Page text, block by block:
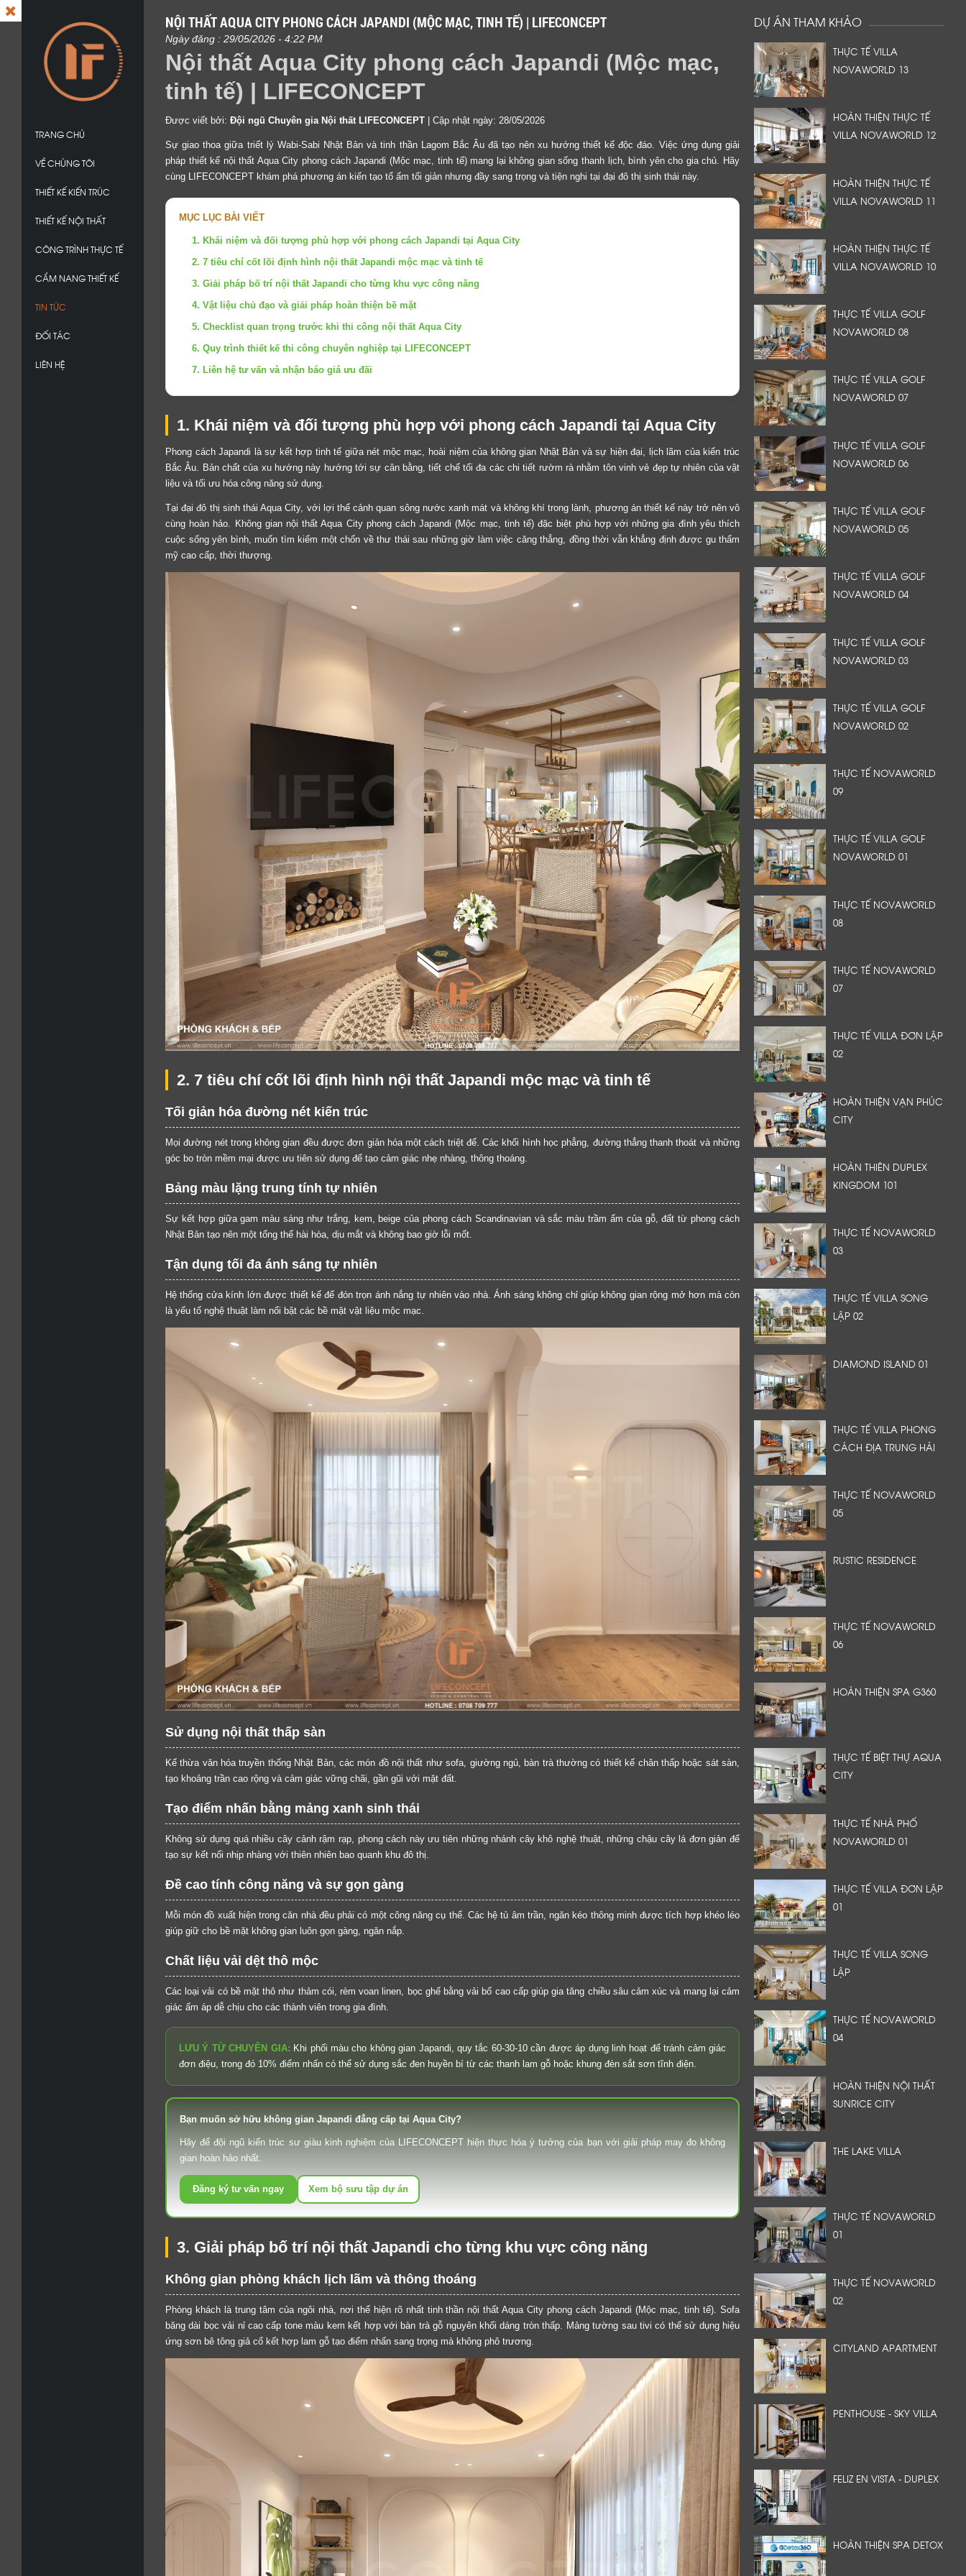
TRANG CHỦ
VỀ CHÚNG TÔI
THIẾT KẾ KIẾN TRÚC
THIẾT KẾ NỘI THẤT
CÔNG TRÌNH THỰC TẾ
CẨM NANG THIẾT KẾ
TIN TỨC
ĐỐI TÁC
LIÊN HỆ
NỘI THẤT AQUA CITY PHONG CÁCH JAPANDI (MỘC MẠC, TINH TẾ) | LIFECONCEPT
Ngày đăng : 29/05/2026 - 4:22 PM
Nội thất Aqua City phong cách Japandi (Mộc mạc,
tinh tế) | LIFECONCEPT
Được viết bởi: Đội ngũ Chuyên gia Nội thất LIFECONCEPT | Cập nhật ngày: 28/05/2026
Sự giao thoa giữa triết lý Wabi-Sabi Nhật Bản và tinh thần Lagom Bắc Âu đã tạo nên xu hướng thiết kế độc đáo. Việc ứng dụng giải
pháp thiết kế nội thất Aqua City phong cách Japandi (Mộc mạc, tinh tế) mang lại không gian sống thanh lịch, bình yên cho gia chủ. Hãy
cùng LIFECONCEPT khám phá phương án kiến tạo tổ ấm tối giản nhưng đầy sang trọng và tiện nghi tại đại đô thị sinh thái này.
MỤC LỤC BÀI VIẾT
1. Khái niệm và đối tượng phù hợp với phong cách Japandi tại Aqua City
2. 7 tiêu chí cốt lõi định hình nội thất Japandi mộc mạc và tinh tế
3. Giải pháp bố trí nội thất Japandi cho từng khu vực công năng
4. Vật liệu chủ đạo và giải pháp hoàn thiện bề mặt
5. Checklist quan trọng trước khi thi công nội thất Aqua City
6. Quy trình thiết kế thi công chuyên nghiệp tại LIFECONCEPT
7. Liên hệ tư vấn và nhận báo giá ưu đãi
1. Khái niệm và đối tượng phù hợp với phong cách Japandi tại Aqua City
Phong cách Japandi là sự kết hợp tinh tế giữa nét mộc mạc, hoài niệm của không gian Nhật Bản và sự hiện đại, lịch lãm của kiến trúc
Bắc Âu. Bản chất của xu hướng này hướng tới sự cân bằng, tiết chế tối đa các chi tiết rườm rà nhằm tôn vinh vẻ đẹp tự nhiên của vật
liệu và tối ưu hóa công năng sử dụng.
Tại đại đô thị sinh thái Aqua City, với lợi thế cảnh quan sông nước xanh mát và không khí trong lành, phương án thiết kế này trở nên vô
cùng hoàn hảo. Không gian nội thất Aqua City phong cách Japandi (Mộc mạc, tinh tế) đặc biệt phù hợp với những gia đình yêu thích
cuộc sống yên bình, muốn tìm kiếm một chốn về thư thái sau những giờ làm việc căng thẳng, đồng thời vẫn khẳng định được gu thẩm
mỹ cao cấp, thời thượng.
2. 7 tiêu chí cốt lõi định hình nội thất Japandi mộc mạc và tinh tế
Tối giản hóa đường nét kiến trúc
Mọi đường nét trong không gian đều được đơn giản hóa một cách triệt để. Các khối hình học phẳng, đường thẳng thanh thoát và những
góc bo tròn mềm mại được ưu tiên sử dụng để tạo cảm giác nhẹ nhàng, thông thoáng.
Bảng màu lặng trung tính tự nhiên
Sự kết hợp giữa gam màu sáng như trắng, kem, beige của phong cách Scandinavian và sắc màu trầm ấm của gỗ, đất từ phong cách
Nhật Bản tạo nên một tổng thể hài hòa, dịu mắt và không bao giờ lỗi mốt.
Tận dụng tối đa ánh sáng tự nhiên
Hệ thống cửa kính lớn được thiết kế để đón trọn ánh nắng tự nhiên vào nhà. Ánh sáng không chỉ giúp không gian rộng mở hơn mà còn
là yếu tố nghệ thuật làm nổi bật các bề mặt vật liệu mộc mạc.
Sử dụng nội thất thấp sàn
Kế thừa văn hóa truyền thống Nhật Bản, các món đồ nội thất như sofa, giường ngủ, bàn trà thường có thiết kế chân thấp hoặc sát sàn,
tạo khoảng trần cao rộng và cảm giác vững chãi, gần gũi với mặt đất.
Tạo điểm nhấn bằng mảng xanh sinh thái
Không sử dụng quá nhiều cây cảnh rậm rạp, phong cách này ưu tiên những nhánh cây khô nghệ thuật, những chậu cây lá đơn giản để
tạo sự kết nối nhịp nhàng với thiên nhiên bao quanh khu đô thị.
Đề cao tính công năng và sự gọn gàng
Mỗi món đồ xuất hiện trong căn nhà đều phải có một công năng cụ thể. Các hệ tủ âm trần, ngăn kéo thông minh được tích hợp khéo léo
giúp giữ cho bề mặt không gian luôn gọn gàng, ngăn nắp.
Chất liệu vải dệt thô mộc
Các loại vải có bề mặt thô như thảm cói, rèm voan linen, bọc ghế bằng vải bố cao cấp giúp gia tăng chiều sâu cảm xúc và mang lại cảm
giác ấm áp dễ chịu cho các thành viên trong gia đình.
LƯU Ý TỪ CHUYÊN GIA: Khi phối màu cho không gian Japandi, quy tắc 60-30-10 cần được áp dụng linh hoạt để tránh cảm giác
đơn điệu, trong đó 10% điểm nhấn có thể sử dụng sắc đen huyền bí từ các thanh lam gỗ hoặc khung đèn sắt sơn tĩnh điện.
Bạn muốn sở hữu không gian Japandi đẳng cấp tại Aqua City?
Hãy để đội ngũ kiến trúc sư giàu kinh nghiệm của LIFECONCEPT hiện thực hóa ý tưởng của bạn với giải pháp may đo không
gian hoàn hảo nhất.
Đăng ký tư vấn ngay Xem bộ sưu tập dự án
3. Giải pháp bố trí nội thất Japandi cho từng khu vực công năng
Không gian phòng khách lịch lãm và thông thoáng
Phòng khách là trung tâm của ngôi nhà, nơi thể hiện rõ nhất tinh thần nội thất Aqua City phong cách Japandi (Mộc mạc, tinh tế). Sofa
băng dài bọc vải nỉ cao cấp tone màu kem kết hợp với bàn trà gỗ nguyên khối dáng tròn thấp. Mảng tường sau tivi có thể sử dụng hiệu
ứng sơn bê tông giả cổ kết hợp lam gỗ tạo điểm nhấn sang trọng mà không phô trương.
DỰ ÁN THAM KHẢO
THỰC TẾ VILLA
NOVAWORLD 13
HOÀN THIỆN THỰC TẾ
VILLA NOVAWORLD 12
HOÀN THIỆN THỰC TẾ
VILLA NOVAWORLD 11
HOÀN THIỆN THỰC TẾ
VILLA NOVAWORLD 10
THỰC TẾ VILLA GOLF
NOVAWORLD 08
THỰC TẾ VILLA GOLF
NOVAWORLD 07
THỰC TẾ VILLA GOLF
NOVAWORLD 06
THỰC TẾ VILLA GOLF
NOVAWORLD 05
THỰC TẾ VILLA GOLF
NOVAWORLD 04
THỰC TẾ VILLA GOLF
NOVAWORLD 03
THỰC TẾ VILLA GOLF
NOVAWORLD 02
THỰC TẾ NOVAWORLD
09
THỰC TẾ VILLA GOLF
NOVAWORLD 01
THỰC TẾ NOVAWORLD
08
THỰC TẾ NOVAWORLD
07
THỰC TẾ VILLA ĐƠN LẬP
02
HOÀN THIỆN VẠN PHÚC
CITY
HOÀN THIÊN DUPLEX
KINGDOM 101
THỰC TẾ NOVAWORLD
03
THỰC TẾ VILLA SONG
LẬP 02
DIAMOND ISLAND 01
THỰC TẾ VILLA PHONG
CÁCH ĐỊA TRUNG HẢI
THỰC TẾ NOVAWORLD
05
RUSTIC RESIDENCE
THỰC TẾ NOVAWORLD
06
HOÀN THIỆN SPA G360
THỰC TẾ BIỆT THỰ AQUA
CITY
THỰC TẾ NHÀ PHỐ
NOVAWORLD 01
THỰC TẾ VILLA ĐƠN LẬP
01
THỰC TẾ VILLA SONG
LẬP
THỰC TẾ NOVAWORLD
04
HOÀN THIỆN NỘI THẤT
SUNRICE CITY
THE LAKE VILLA
THỰC TẾ NOVAWORLD
01
THỰC TẾ NOVAWORLD
02
CITYLAND APARTMENT
PENTHOUSE - SKY VILLA
FELIZ EN VISTA - DUPLEX
HOÀN THIỆN SPA DETOX
LỜI CẢM ƠN
LIFECONCEPT
Cảm ơn quý khách đã để lại thông tin.
Chúng tôi sẽ liên hệ lại trong thời gian sớm nhất